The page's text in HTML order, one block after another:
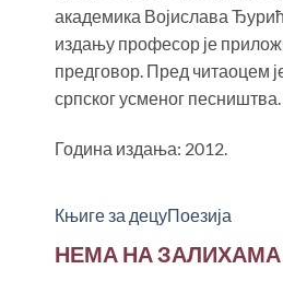
академика Војислава
издању професор је
предговор. Пред читаоцем
српског усменог песништва.
Година издања: 2012.
Књиге за децуПоезија
НЕМА НА ЗАЛИХАМА